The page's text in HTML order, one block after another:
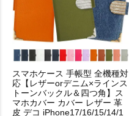
スマホケース 手帳型 全機種対
応【レザーorデニム×ラインス
トーンバックル＆四つ角】ス
マホカバー カバー レザー 革
皮 デコ iPhone17/16/15/14/1